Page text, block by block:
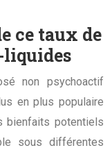
ce taux de
liquides
non psychoactif
en plus populaire
bienfaits potentiels
sous différentes